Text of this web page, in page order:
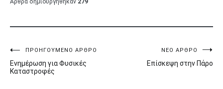
Πλοήγηση
άρθρων
ΠΡΟΗΓΟΎΜΕΝΟ ΆΡΘΡΟ
Ενημέρωση για Φυσικές
Καταστροφές
ΝΈΟ ΆΡΘΡΟ
Επίσκεψη στην Πάρο